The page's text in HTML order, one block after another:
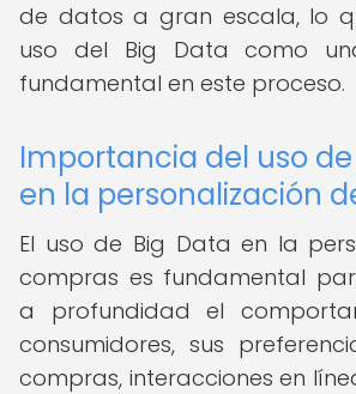
de datos a gran escala, lo
uso del Big Data como
fundamental en este proceso.
Importancia del uso
en la personalización
El uso de Big Data en la
compras es fundamental
a profundidad el
consumidores, sus
compras, interacciones en